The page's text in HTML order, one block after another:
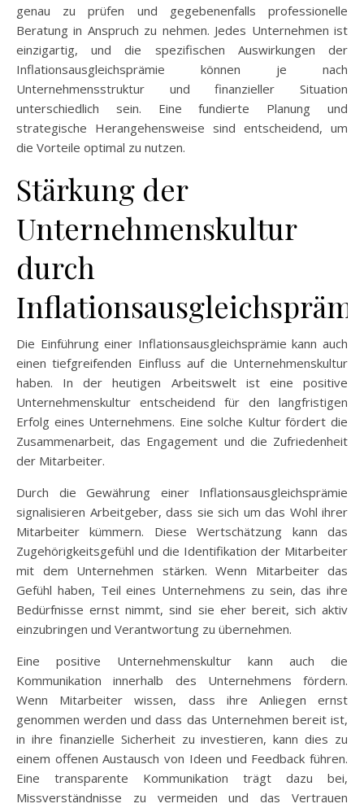
genau zu prüfen und gegebenenfalls professionelle
Beratung in Anspruch zu nehmen. Jedes Unternehmen ist
einzigartig, und die spezifischen Auswirkungen der
Inflationsausgleichsprämie können je nach
Unternehmensstruktur und finanzieller Situation
unterschiedlich sein. Eine fundierte Planung und
strategische Herangehensweise sind entscheidend, um
die Vorteile optimal zu nutzen.
Stärkung der
Unternehmenskultur
durch
Die Einführung einer Inflationsausgleichsprämie kann auch
einen tiefgreifenden Einfluss auf die Unternehmenskultur
haben. In der heutigen Arbeitswelt ist eine positive
Unternehmenskultur entscheidend für den langfristigen
Erfolg eines Unternehmens. Eine solche Kultur fördert die
Zusammenarbeit, das Engagement und die Zufriedenheit
der Mitarbeiter.
Durch die Gewährung einer Inflationsausgleichsprämie
signalisieren Arbeitgeber, dass sie sich um das Wohl ihrer
Mitarbeiter kümmern. Diese Wertschätzung kann das
Zugehörigkeitsgefühl und die Identifikation der Mitarbeiter
mit dem Unternehmen stärken. Wenn Mitarbeiter das
Gefühl haben, Teil eines Unternehmens zu sein, das ihre
Bedürfnisse ernst nimmt, sind sie eher bereit, sich aktiv
einzubringen und Verantwortung zu übernehmen.
Eine positive Unternehmenskultur kann auch die
Kommunikation innerhalb des Unternehmens fördern.
Wenn Mitarbeiter wissen, dass ihre Anliegen ernst
genommen werden und dass das Unternehmen bereit ist,
in ihre finanzielle Sicherheit zu investieren, kann dies zu
einem offenen Austausch von Ideen und Feedback führen.
Eine transparente Kommunikation trägt dazu bei,
Missverständnisse zu vermeiden und das Vertrauen